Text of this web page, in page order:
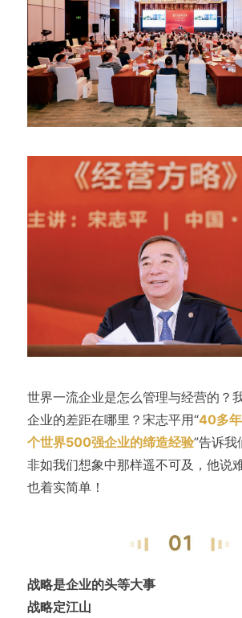
世界一流企业是怎么管理与经营的？
企业的差距在哪里？宋志平用“40多
个世界500强企业的缔造经验”告诉我
非如我们想象中那样遥不可及，他说
也着实简单！
战略是企业的头等大事
战略定江山